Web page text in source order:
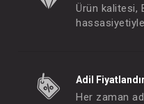
Ürün kalitesi,
Adil
Her zaman